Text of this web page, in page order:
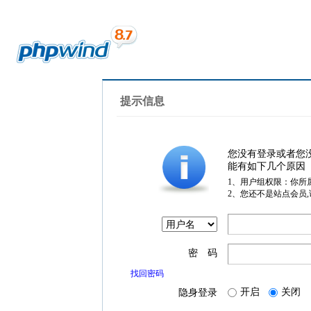
提示信息
您没有登录或者您
能有如下几个原因
1、用户组权限：你所
2、您还不是站点会员
密 码
找回密码
隐身登录 开启 关闭